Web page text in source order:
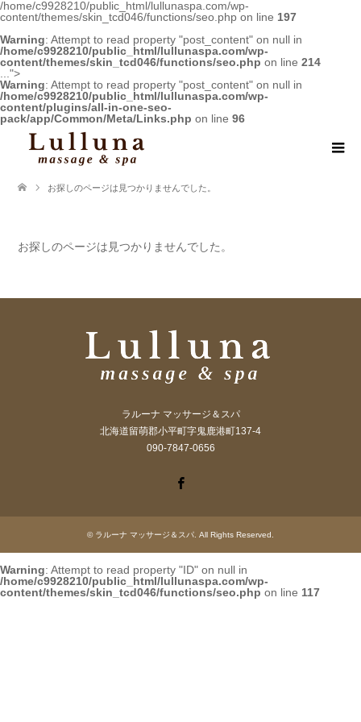
/home/c9928210/public_html/lullunaspa.com/wp-
content/themes/skin_tcd046/functions/seo.php on line 197
Warning: Attempt to read property "post_content" on null in
/home/c9928210/public_html/lullunaspa.com/wp-
content/themes/skin_tcd046/functions/seo.php on line 214
...">
Warning: Attempt to read property "post_content" on null in
/home/c9928210/public_html/lullunaspa.com/wp-
content/plugins/all-in-one-seo-
pack/app/Common/Meta/Links.php on line 96
お探しのページは見つかりませんでした。
お探しのページは見つかりませんでした。
ラルーナ マッサージ＆スパ
北海道留萌郡小平町字鬼鹿港町137-4
090-7847-0656
© ラルーナ マッサージ＆スパ . All Rights Reserved.
Warning: Attempt to read property "ID" on null in
/home/c9928210/public_html/lullunaspa.com/wp-
content/themes/skin_tcd046/functions/seo.php on line 117